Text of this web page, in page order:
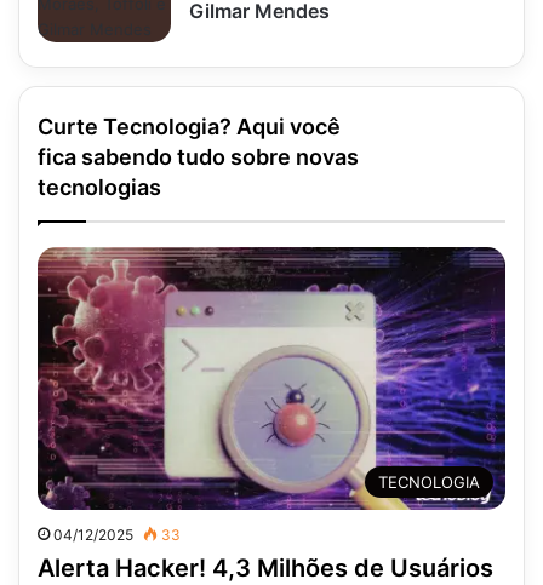
Gilmar Mendes
Curte Tecnologia? Aqui você
fica sabendo tudo sobre novas
tecnologias
TECNOLOGIA
04/12/2025 33
Alerta Hacker! 4,3 Milhões de Usuários